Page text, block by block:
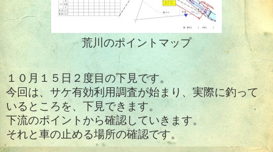
荒川のポイントマップ
１０月１５日２度目の下見です。
今回は、 サケ有効利用調査が始まり、実際に釣って
いるところを、下見できます。
下流のポイントから確認していきます。
それと車の止める場所の確認です。